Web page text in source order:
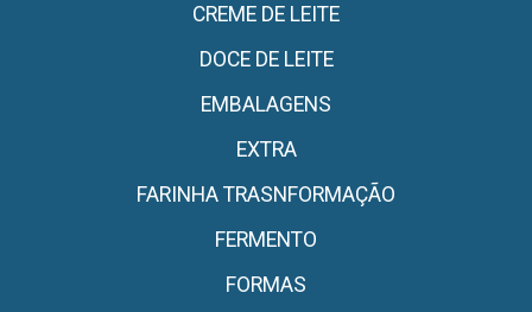
CREME DE LEITE
DOCE DE LEITE
EMBALAGENS
EXTRA
FARINHA TRASNFORMAÇÃO
FERMENTO
FORMAS